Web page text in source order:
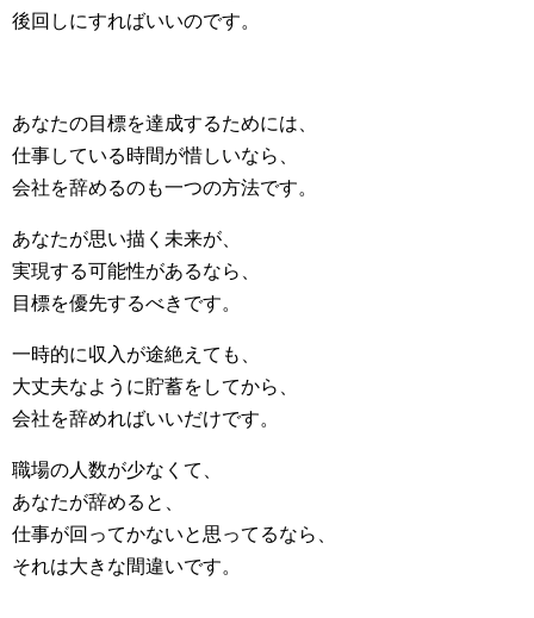
後回しにすればいいのです。
あなたの目標を達成するためには、
仕事している時間が惜しいなら、
会社を辞めるのも一つの方法です。
あなたが思い描く未来が、
実現する可能性があるなら、
目標を優先するべきです。
一時的に収入が途絶えても、
大丈夫なように貯蓄をしてから、
会社を辞めればいいだけです。
職場の人数が少なくて、
あなたが辞めると、
仕事が回ってかないと思ってるなら、
それは大きな間違いです。